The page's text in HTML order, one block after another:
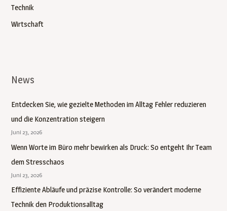
Technik
Wirtschaft
News
Entdecken Sie, wie gezielte Methoden im Alltag Fehler reduzieren
und die Konzentration steigern
Juni 23, 2026
Wenn Worte im Büro mehr bewirken als Druck: So entgeht Ihr Team
dem Stresschaos
Juni 23, 2026
Effiziente Abläufe und präzise Kontrolle: So verändert moderne
Technik den Produktionsalltag